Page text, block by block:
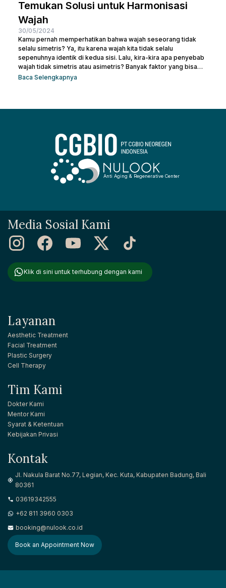
Temukan Solusi untuk Harmonisasi
Wajah
30/05/2024
Kamu pernah memperhatikan bahwa wajah seseorang tidak
selalu simetris? Ya, itu karena wajah kita tidak selalu
sepenuhnya identik di kedua sisi. Lalu, kira-kira apa penyebab
wajah tidak simetris atau asimetris? Banyak faktor yang bisa
memengaruhi simetri wajah, mulai dari genetika, gaya hidup,
Baca Selengkapnya
Anti Aging & Regenerative Center
Media Sosial Kami
Klik di sini untuk terhubung dengan kami
Layanan
Aesthetic Treatment
Facial Treatment
Plastic Surgery
Cell Therapy
Tim Kami
Dokter Kami
Mentor Kami
Syarat & Ketentuan
Kebijakan Privasi
Kontak
Jl. Nakula Barat No.77, Legian, Kec. Kuta, Kabupaten Badung, Bali
80361
03619342555
+62 811 3960 0303
booking@nulook.co.id
Book an Appointment Now